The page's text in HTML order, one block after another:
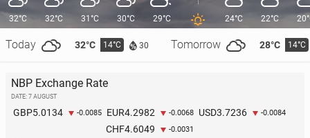
32°C
Today 32°C 14°C 30 Tomorrow 28°C 14°C
32°C 31°C 30°C 29°C 24°C 22°C
NBP Exchange Rate
DATE: 7 AUGUST
GBP5.0134 -0.0085 EUR4.2982 -0.0068 USD3.7236 -0.0084
CHF4.6049 -0.0031